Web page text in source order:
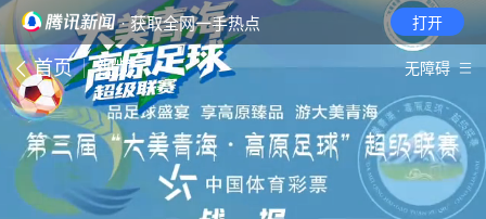
· 获取全网一手热点 打开
首页 视频 无障碍